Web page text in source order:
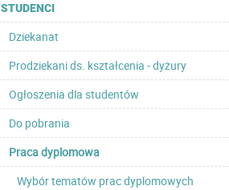
STUDENCI
Dziekanat
Prodziekani ds. kształcenia - dyżury
Ogłoszenia dla studentów
Do pobrania
Praca dyplomowa
Wybór tematów prac dyplomowych